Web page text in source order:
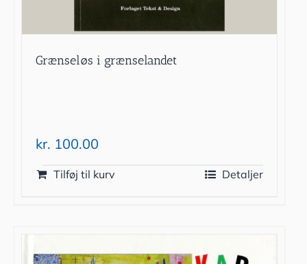
Grænseløs i grænselandet
kr. 100.00
Tilføj til kurv Detaljer